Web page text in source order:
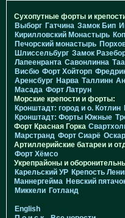
Сухопутные форты и
Выборг Гатчина Замок Бип
Кирилловский Монастырь
Печорcкий монастырь
Шлиссельбург Замок
Лапеенранта Савонлинна
Висбю Форт Хойторп
Аренсбург Нарва Таллинн
Масада Форт Латрун
Морские крепости и форты:
Кронштадт: город и о. Котлин
Кронштадт: Форты Южные
Форт Красная Горка
Марстранд Форт Сиарё
Артиллерийские батареи и
Форт Хёмсо
Укрепрайоны и
Карельский УР Крепость
Маннергейма Невский
Миккели Готланд
English